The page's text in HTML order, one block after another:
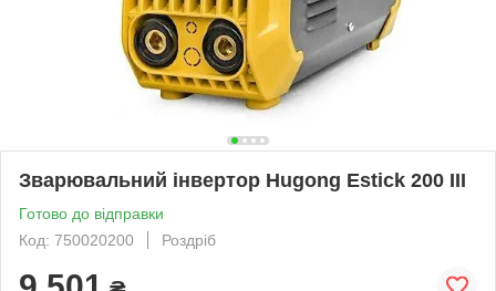
Зварювальний інвертор Hugong Estick 200 III
Готово до відправки
Код: 750020200
Роздріб